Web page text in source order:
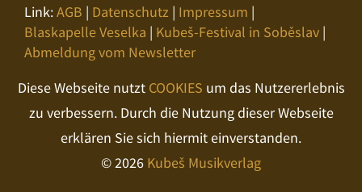
Link:AGB | Datenschutz | Impressum |
Blaskapelle Veselka | Kubeš-Festival in Soběslav |
Abmeldung vom Newsletter
Diese Webseite nutzt COOKIES um das Nutzererlebnis
zu verbessern. Durch die Nutzung dieser Webseite
erklären Sie sich hiermit einverstanden.
© 2026 Kubeš Musikverlag